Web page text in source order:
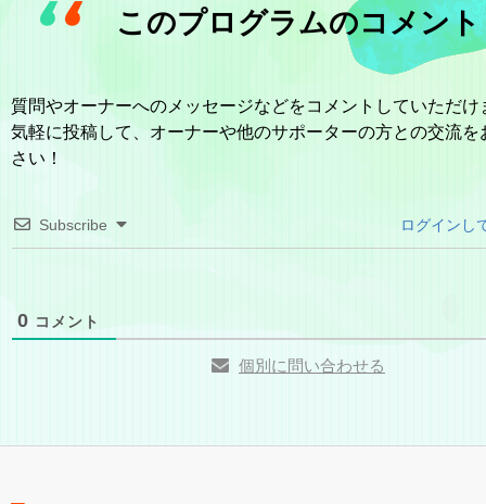
このプログラムのコメント
質問やオーナーへのメッセージなどをコメントしていただけ
気軽に投稿して、オーナーや他のサポーターの方との交流を
さい！
Subscribe ログインし
0 コメント
個別に問い合わせる